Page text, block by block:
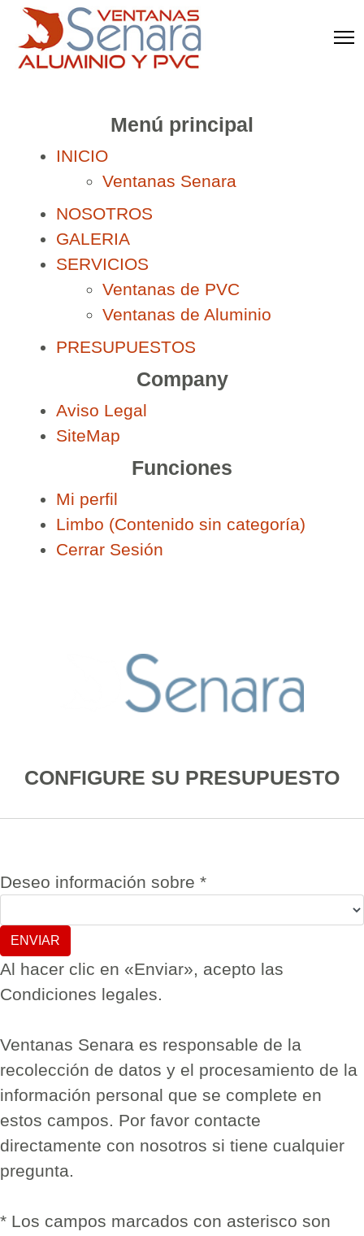
Menú principal
INICIO
Ventanas Senara
NOSOTROS
GALERIA
SERVICIOS
Ventanas de PVC
Ventanas de Aluminio
PRESUPUESTOS
Company
Aviso Legal
SiteMap
Funciones
Mi perfil
Limbo (Contenido sin categoría)
Cerrar Sesión
CONFIGURE SU PRESUPUESTO
Deseo información sobre *
Al hacer clic en «Enviar», acepto las
Condiciones legales.
Ventanas Senara es responsable de la
recolección de datos y el procesamiento de la
información personal que se complete en
estos campos. Por favor contacte
directamente con nosotros si tiene cualquier
pregunta.
* Los campos marcados con asterisco son